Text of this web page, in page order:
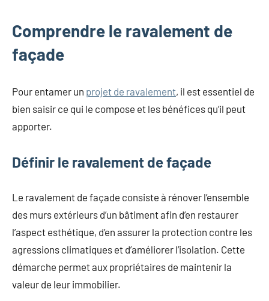
Comprendre le ravalement de
façade
Pour entamer un projet de ravalement, il est essentiel de
bien saisir ce qui le compose et les bénéfices qu’il peut
apporter.
Définir le ravalement de façade
Le ravalement de façade consiste à rénover l’ensemble
des murs extérieurs d’un bâtiment afin d’en restaurer
l’aspect esthétique, d’en assurer la protection contre les
agressions climatiques et d’améliorer l’isolation. Cette
démarche permet aux propriétaires de maintenir la
valeur de leur immobilier.